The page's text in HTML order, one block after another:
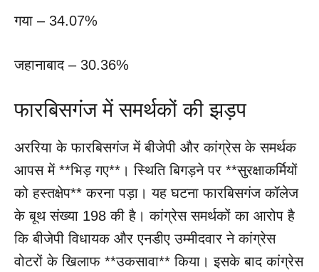
गया – 34.07%
जहानाबाद – 30.36%
फारबिसगंज में समर्थकों की झड़प
अररिया के फारबिसगंज में बीजेपी और कांग्रेस के समर्थक
आपस में **भिड़ गए**। स्थिति बिगड़ने पर **सुरक्षाकर्मियों
को हस्तक्षेप** करना पड़ा। यह घटना फारबिसगंज कॉलेज
के बूथ संख्या 198 की है। कांग्रेस समर्थकों का आरोप है
कि बीजेपी विधायक और एनडीए उम्मीदवार ने कांग्रेस
वोटरों के खिलाफ **उकसावा** किया। इसके बाद कांग्रेस